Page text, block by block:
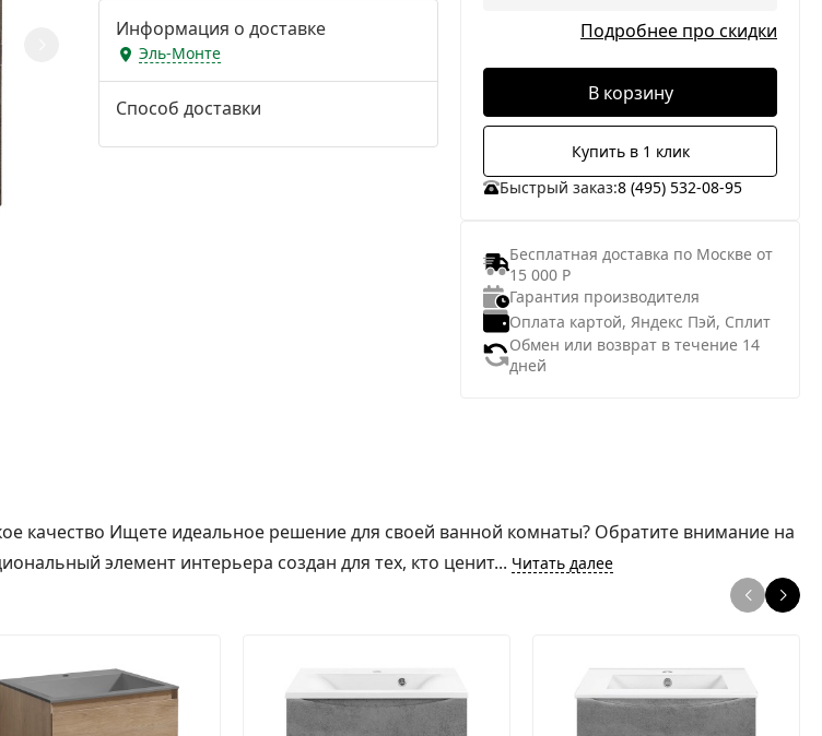
Информация о доставке
Эль-Монте
Способ доставки
Подробнее про скидки
В корзину
Купить в 1 клик
Быстрый заказ:8 (495) 532-08-95
Бесплатная доставка по Москве от
15 000 Р
Гарантия производителя
Оплата картой, Яндекс Пэй, Сплит
Обмен или возврат в течение 14
дней
качество Ищете идеальное решение для своей ванной комнаты? Обратите внимание на
элемент интерьера создан для тех, кто ценит... Читать далее